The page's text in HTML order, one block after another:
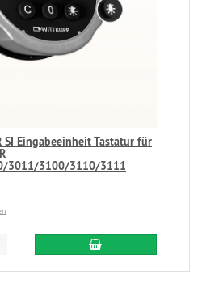
SI Eingabeeinheit Tastatur für
3011/3100/3110/3111